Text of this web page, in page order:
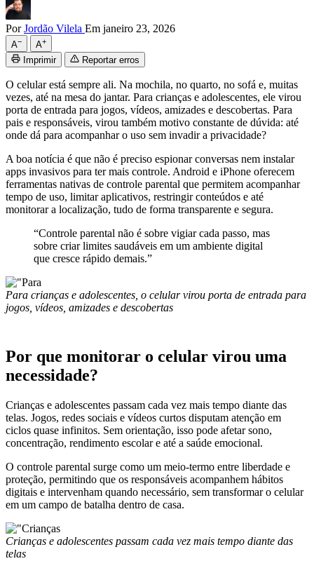
PorJordão Vilela Em janeiro 23, 2026
A− A+
Imprimir Reportar erros
O celular está sempre ali. Na mochila, no quarto, no sofá e, muitas
vezes, até na mesa do jantar. Para crianças e adolescentes, ele virou
porta de entrada para jogos, vídeos, amizades e descobertas. Para
pais e responsáveis, virou também motivo constante de dúvida: até
onde dá para acompanhar o uso sem invadir a privacidade?
A boa notícia é que não é preciso espionar conversas nem instalar
apps invasivos para ter mais controle. Android e iPhone oferecem
ferramentas nativas de controle parental que permitem acompanhar
tempo de uso, limitar aplicativos, restringir conteúdos e até
monitorar a localização, tudo de forma transparente e segura.
“Controle parental não é sobre vigiar cada passo, mas
sobre criar limites saudáveis em um ambiente digital
que cresce rápido demais.”
Para crianças e adolescentes, o celular virou porta de entrada para
jogos, vídeos, amizades e descobertas
Por que monitorar o celular virou uma
necessidade?
Crianças e adolescentes passam cada vez mais tempo diante das
telas. Jogos, redes sociais e vídeos curtos disputam atenção em
ciclos quase infinitos. Sem orientação, isso pode afetar sono,
concentração, rendimento escolar e até a saúde emocional.
O controle parental surge como um meio-termo entre liberdade e
proteção, permitindo que os responsáveis acompanhem hábitos
digitais e intervenham quando necessário, sem transformar o celular
em um campo de batalha dentro de casa.
Crianças e adolescentes passam cada vez mais tempo diante das
telas